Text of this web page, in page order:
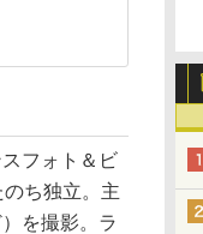
フォト＆ビ
ち独立。主
を撮影。ラ